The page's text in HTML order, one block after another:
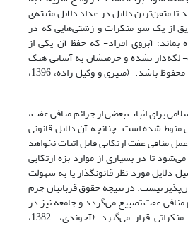
متقن‌ترین دلایل در عداد دلایل مثبته‌ی
از یک سو منکرات و زشتی‌هایی که در
آبروی افراد- که حفظ آن یکی از
نشده و حرمتشان به آسانی هتک
نشود و کرامت انسانی آنان محفوظ باشد. (منیری و وکیل زاده، 1396،
برای اثبات بعضی از جرائم منافی عفت،
منوط شده است. چنانچه آن دلایل قانونی
منافی عفت ارتکابی قابل اثبات نخواهد
تا در بسیاری از موارد بزه ارتکابی
دلایل مورد نظر قانونگذار یا به سهولت
نیست. در نتیجه حقوق قربانیان جرم
عفت تضییع می‌گردد و جامعه نیز در
معرض ارتکاب جرائم مهم منکراتی قرار می‌گیرد. (آخوندی، 1382،